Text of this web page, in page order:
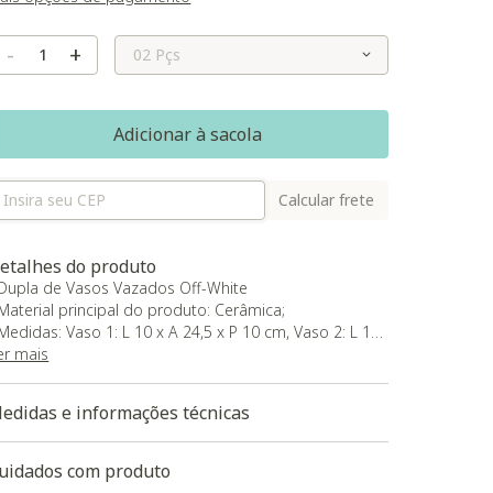
- + Selecione o Tamanho
Adicionar à sacola
Calcular frete
do produto
de Vasos Vazados Off-White
principal do produto: Cerâmica;
Vaso 1: L 10 x A 24,5 x P 10 cm, Vaso 2: L 12
19,5 x P 12 cm.
mais
e informações técnicas
com produto